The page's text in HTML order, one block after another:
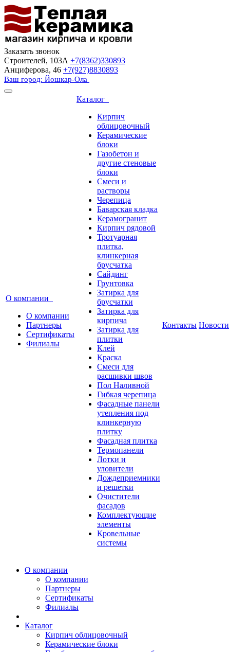
Заказать звонок
Строителей, 103А +7(8362)330893
Анциферова, 46 +7(927)8830893
Ваш город: Йошкар-Ола
О компании
О компании
Партнеры
Сертификаты
Филиалы
Каталог
Кирпич
облицовочный
Керамические
блоки
Газобетон и
другие стеновые
блоки
Смеси и
растворы
Черепица
Баварская кладка
Керамогранит
Кирпич рядовой
Тротуарная
плитка,
клинкерная
брусчатка
Сайдинг
Грунтовка
Затирка для
брусчатки
Затирка для
кирпича
Затирка для
плитки
Клей
Краска
Смеси для
расшивки швов
Пол Наливной
Гибкая черепица
Фасадные панели
утепления под
клинкерную
плитку
Фасадная плитка
Термопанели
Лотки и
уловители
Дождеприемники
и решетки
Очистители
фасадов
Комплектующие
элементы
Кровельные
системы
Контакты Новости
О компании
О компании
Партнеры
Сертификаты
Филиалы
Каталог
Кирпич облицовочный
Керамические блоки